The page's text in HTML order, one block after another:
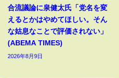
合流議論に泉健太氏「党名を変
えるとかはやめてほしい。そん
な姑息なことで評価されない」
(ABEMA TIMES)
2026年8月9日